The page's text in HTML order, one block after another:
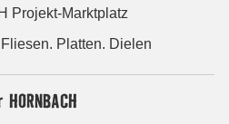
Projekt-Marktplatz
Platten. Dielen